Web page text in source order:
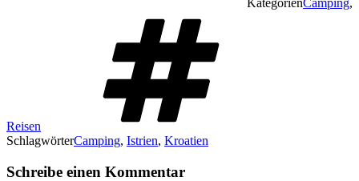
KategorienCamping,
Reisen
SchlagwörterCamping, Istrien, Kroatien
Schreibe einen Kommentar